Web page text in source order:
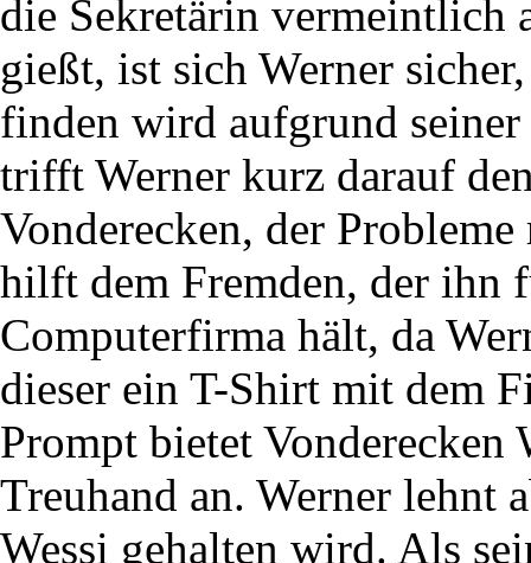
die Sekretärin vermeintlich
gießt, ist sich Werner
finden wird aufgrund
trifft Werner kurz darauf
Vonderecken, der
hilft dem Fremden, der ihn
Computerfirma hält, da
dieser ein T-Shirt mit dem
Prompt bietet Vonderecken
Treuhand an. Werner lehnt
Wessi gehalten wird. Als